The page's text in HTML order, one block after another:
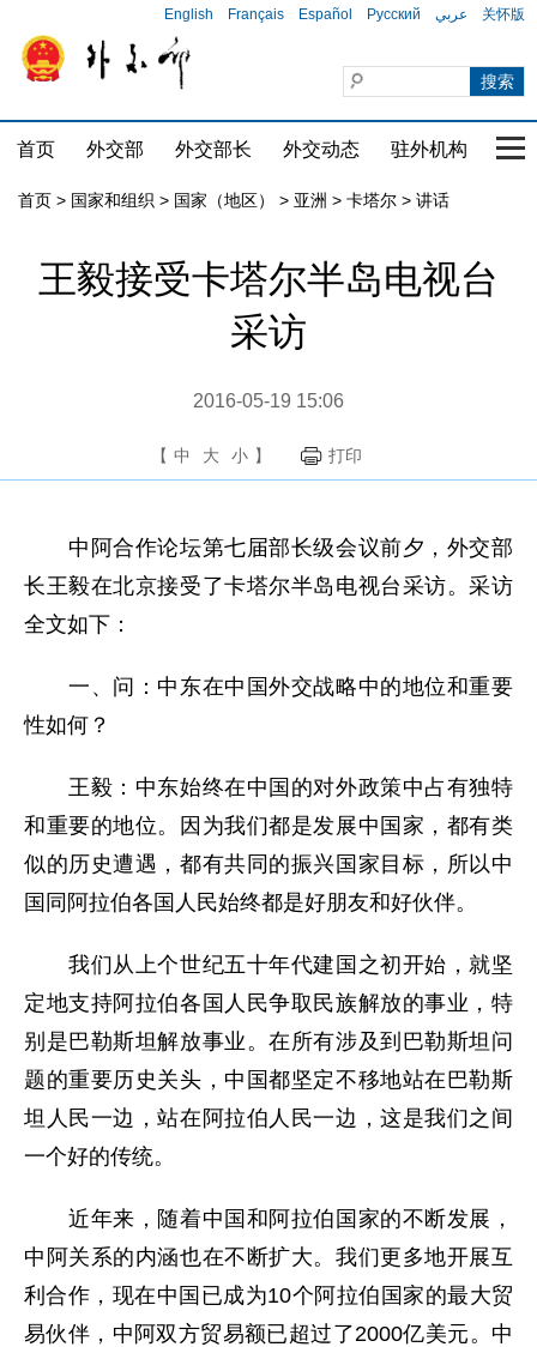
English Français Español Русский عربي 关怀版
首页 外交部 外交部长 外交动态 驻外机构 国
首页 > 国家和组织 > 国家（地区） > 亚洲 > 卡塔尔 > 讲话
王毅接受卡塔尔半岛电视台
采访
2016-05-19 15:06
【 中 大 小 】 打印
中阿合作论坛第七届部长级会议前夕，外交部
长王毅在北京接受了卡塔尔半岛电视台采访。采访
全文如下：
一、问：中东在中国外交战略中的地位和重要
性如何？
王毅：中东始终在中国的对外政策中占有独特
和重要的地位。因为我们都是发展中国家，都有类
似的历史遭遇，都有共同的振兴国家目标，所以中
国同阿拉伯各国人民始终都是好朋友和好伙伴。
我们从上个世纪五十年代建国之初开始，就坚
定地支持阿拉伯各国人民争取民族解放的事业，特
别是巴勒斯坦解放事业。在所有涉及到巴勒斯坦问
题的重要历史关头，中国都坚定不移地站在巴勒斯
坦人民一边，站在阿拉伯人民一边，这是我们之间
一个好的传统。
近年来，随着中国和阿拉伯国家的不断发展，
中阿关系的内涵也在不断扩大。我们更多地开展互
利合作，现在中国已成为10个阿拉伯国家的最大贸
易伙伴，中阿双方贸易额已超过了2000亿美元。中